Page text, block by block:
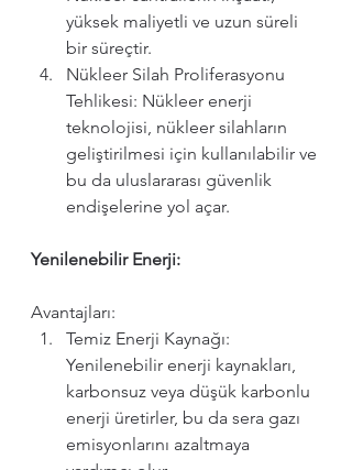
yüksek maliyetli ve uzun süreli
bir süreçtir.
Nükleer Silah Proliferasyonu
Tehlikesi: Nükleer enerji
teknolojisi, nükleer silahların
geliştirilmesi için kullanılabilir ve
bu da uluslararası güvenlik
endişelerine yol açar.
Yenilenebilir Enerji:
Avantajları:
Temiz Enerji Kaynağı:
Yenilenebilir enerji kaynakları,
karbonsuz veya düşük karbonlu
enerji üretirler, bu da sera gazı
emisyonlarını azaltmaya